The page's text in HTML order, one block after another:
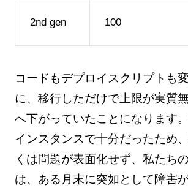
2nd gen 100
コードもデプロイスクリプトも
に、移行しただけで上限が実質
へ下がっていたことになります
インスタンスで十分だったため
くは問題が表面化せず、私たち
は、ある月末に突如として障害